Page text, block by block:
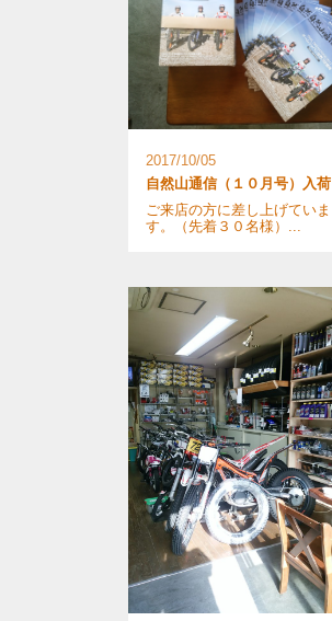
2017/10/05
自然山通信（１０月号）入荷
ご来店の方に差し上げていま
す。（先着３０名様）...